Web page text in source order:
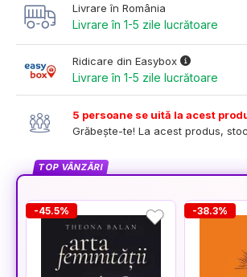
Livrare în România
Livrare în 1-5 zile lucrătoare
Ridicare din Easybox
Livrare în 1-5 zile lucrătoare
5 persoane se uită la acest
Grăbește-te! La acest produs,
TOP VÂNZĂRI
-45.5% -38.3%